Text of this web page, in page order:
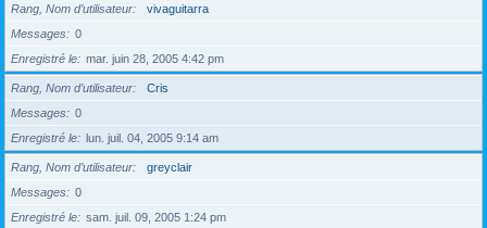
Rang, Nom d’utilisateur
vivaguitarra
Messages
0
Enregistré le
mar. juin 28, 2005 4:42 pm
Rang, Nom d’utilisateur
Cris
Messages
0
Enregistré le
lun. juil. 04, 2005 9:14 am
Rang, Nom d’utilisateur
greyclair
Messages
0
Enregistré le
sam. juil. 09, 2005 1:24 pm